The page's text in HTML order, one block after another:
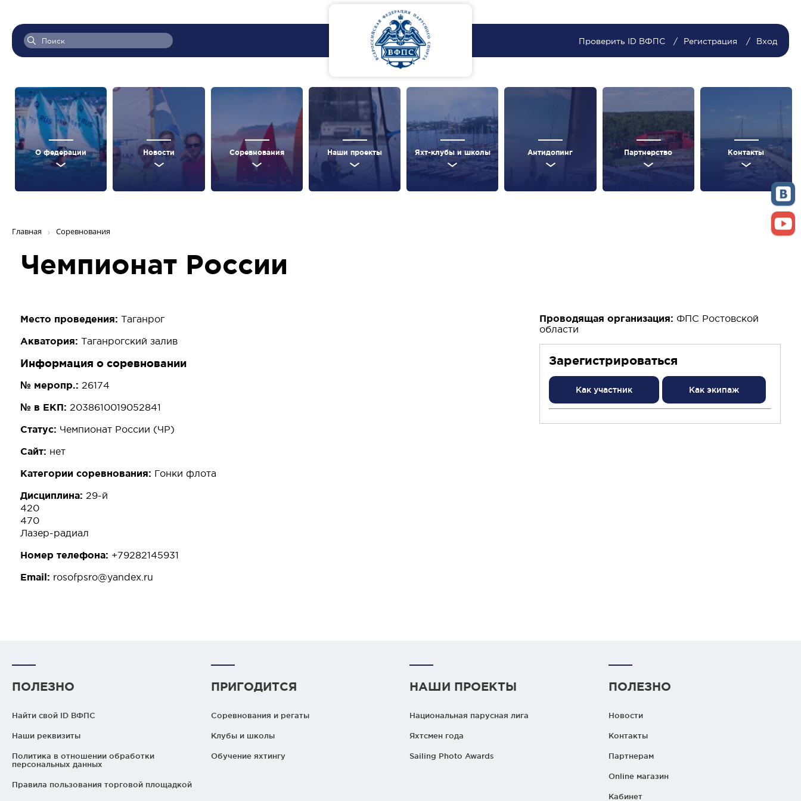
Проверить ID ВФПС Регистрация Вход
О федерации Новости Соревнования Наши проекты Яхт-клубы и школы Антидопинг Партнерство Контакты
Главная Соревнования
Чемпионат России
Место проведения: Таганрог
Акватория: Таганрогский залив
Информация о соревновании
№ меропр.: 26174
№ в ЕКП: 2038610019052841
Статус: Чемпионат России (ЧР)
Сайт: нет
Категории соревнования: Гонки флота
Дисциплина: 29-й
420
470
Лазер-радиал
Номер телефона: +79282145931
Email: rosofpsro@yandex.ru
Проводящая организация: ФПС Ростовской
области
Зарегистрироваться
Как участник Как экипаж
ПОЛЕЗНО
Найти свой ID ВФПС
Наши реквизиты
Политика в отношении обработки
персональных данных
Правила пользования торговой площадкой
ПРИГОДИТСЯ
Соревнования и регаты
Клубы и школы
Обучение яхтингу
НАШИ ПРОЕКТЫ
Национальная парусная лига
Яхтсмен года
Sailing Photo Awards
ПОЛЕЗНО
Новости
Контакты
Партнерам
Online магазин
Кабинет